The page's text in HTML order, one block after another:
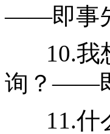
——即事
10.
询？——
11.